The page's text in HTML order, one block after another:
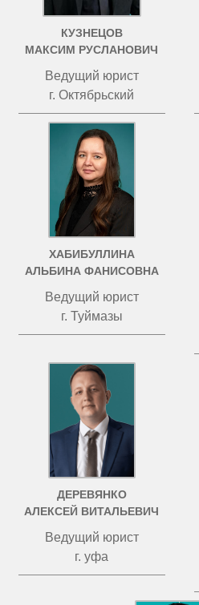
КУЗНЕЦОВ
МАКСИМ РУСЛАНОВИЧ
Ведущий юрист
г. Октябрьский
ХАБИБУЛЛИНА
АЛЬБИНА ФАНИСОВНА
Ведущий юрист
г. Туймазы
ДЕРЕВЯНКО
АЛЕКСЕЙ ВИТАЛЬЕВИЧ
Ведущий юрист
г. уфа